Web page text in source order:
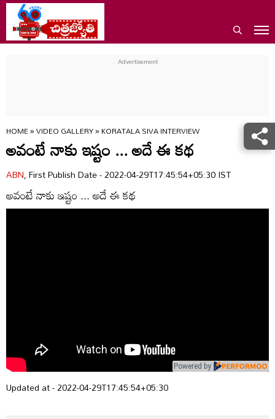
HOME»VIDEO GALLERY»KORATALA SIVA INTERVIEW
అవంటే నాకు ఇష్టం ... అదే ఈ కథ
ABN, First Publish Date - 2022-04-29T17:45:54+05:30 IST
అవంటే నాకు ఇష్టం ... అదే ఈ కథ
Powered by
Updated at - 2022-04-29T17:45:54+05:30